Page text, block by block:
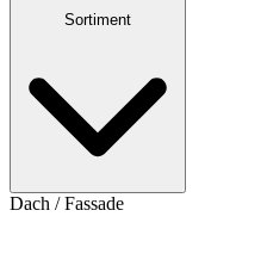
Sortiment
Dach / Fassade